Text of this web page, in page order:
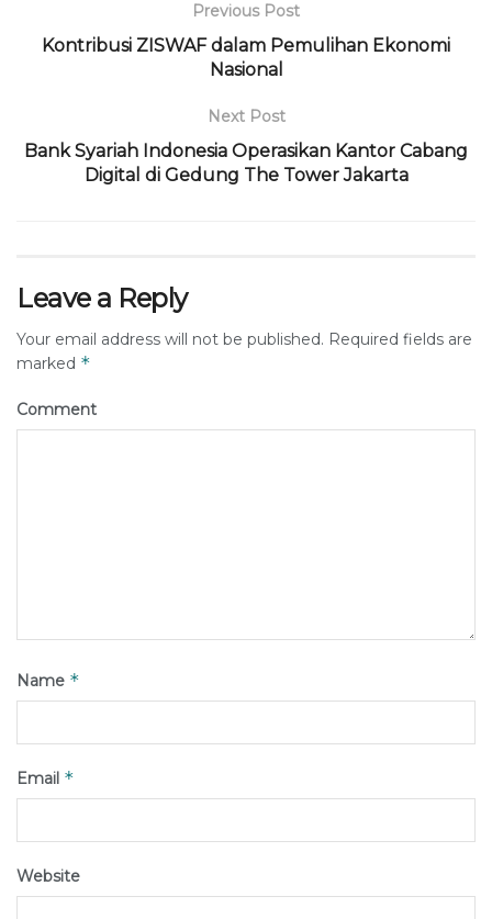
Previous Post
Kontribusi ZISWAF dalam Pemulihan Ekonomi
Nasional
Next Post
Bank Syariah Indonesia Operasikan Kantor Cabang
Digital di Gedung The Tower Jakarta
Leave a Reply
Your email address will not be published. Required fields are
marked *
Comment
Name *
Email *
Website